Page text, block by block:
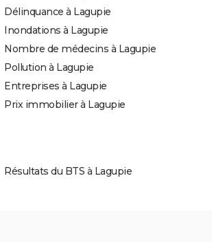
Délinquance à Lagupie
Inondations à Lagupie
Nombre de médecins à Lagupie
Pollution à Lagupie
Entreprises à Lagupie
Prix immobilier à Lagupie
Résultats du BTS à Lagupie